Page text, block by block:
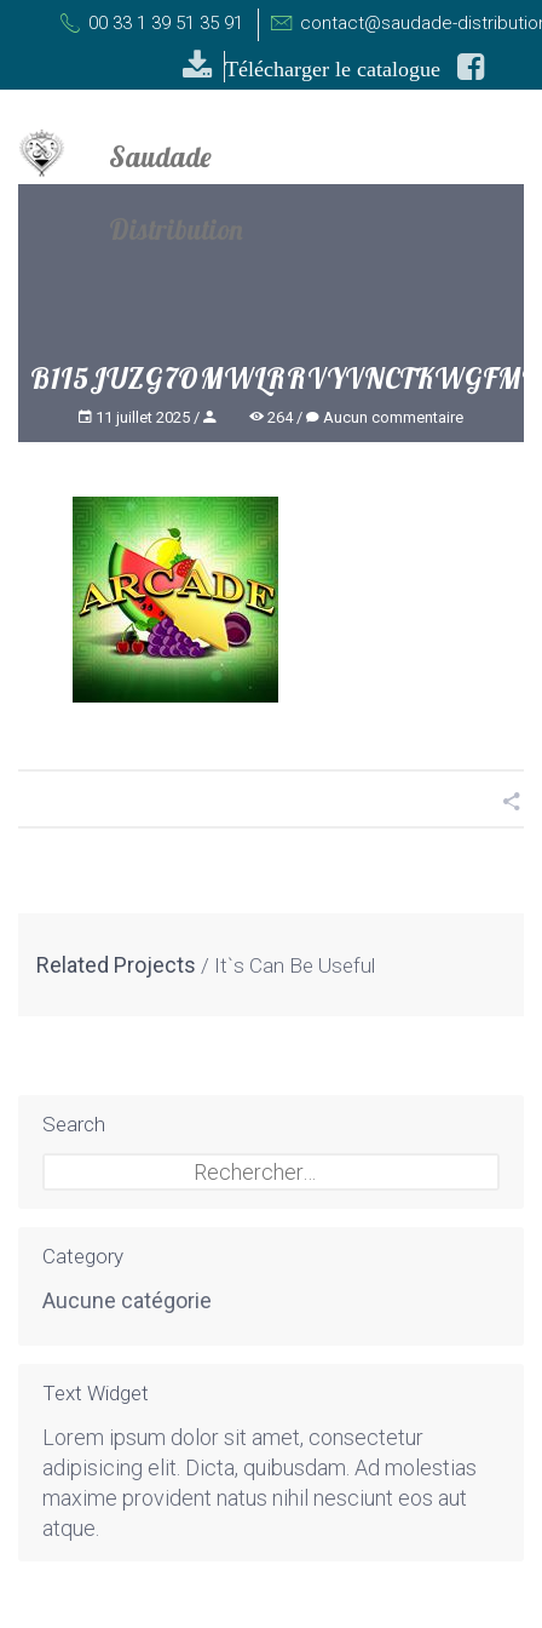
00 33 1 39 51 35 91 contact@saudade-
Télécharger le catalogue
11 juillet 2025 264 Aucun commentaire
Related Projects It`s Can Be Useful
Search
Category
Aucune catégorie
Text Widget
Lorem ipsum dolor sit amet, consectetur
adipisicing elit. Dicta, quibusdam. Ad molestias
maxime provident natus nihil nesciunt eos aut
atque.